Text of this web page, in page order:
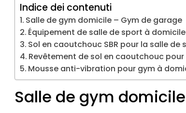
Indice dei contenuti
Salle de gym domicile – Gym de garage
Équipement de salle de sport à domicile
Sol en caoutchouc SBR pour la salle de
Revêtement de sol en caoutchouc
Mousse anti-vibration pour gym à
Salle de gym